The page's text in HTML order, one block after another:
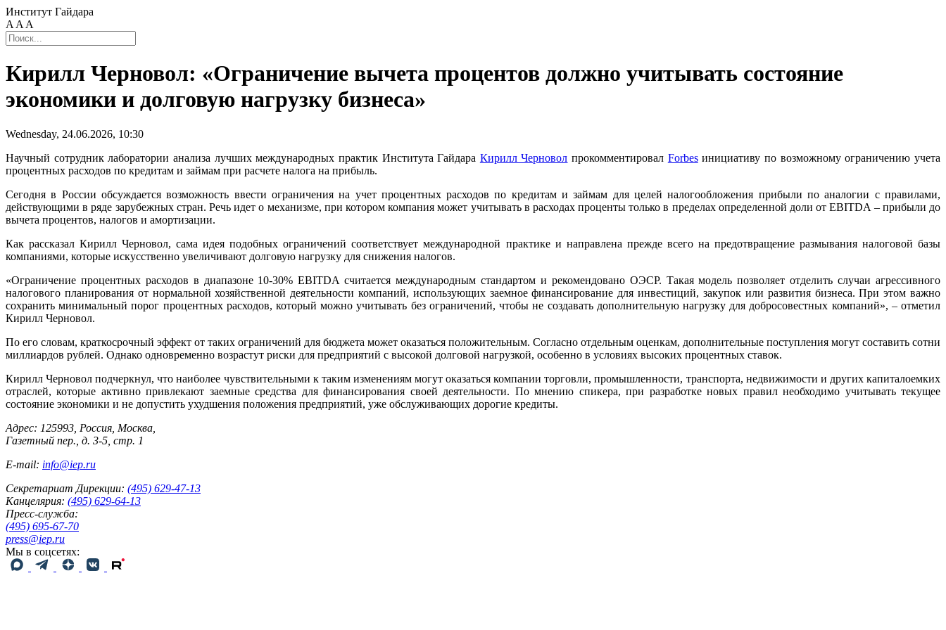
Институт Гайдара
A A A
Кирилл Черновол: «Ограничение вычета процентов должно учитывать состояние
экономики и долговую нагрузку бизнеса»
Wednesday, 24.06.2026, 10:30
Научный сотрудник лаборатории анализа лучших международных практик Института Гайдара Кирилл Черновол прокомментировал Forbesинициативу по возможному ограничению учета
процентных расходов по кредитам и займам при расчете налога на прибыль.
Сегодня в России обсуждается возможность ввести ограничения на учет процентных расходов по кредитам и займам для целей налогообложения прибыли по аналогии с правилами,
действующими в ряде зарубежных стран. Речь идет о механизме, при котором компания может учитывать в расходах проценты только в пределах определенной доли от EBITDA – прибыли до
вычета процентов, налогов и амортизации.
Как рассказал Кирилл Черновол, сама идея подобных ограничений соответствует международной практике и направлена прежде всего на предотвращение размывания налоговой базы
компаниями, которые искусственно увеличивают долговую нагрузку для снижения налогов.
«Ограничение процентных расходов в диапазоне 10‑30% EBITDA считается международным стандартом и рекомендовано ОЭСР. Такая модель позволяет отделить случаи агрессивного
налогового планирования от нормальной хозяйственной деятельности компаний, использующих заемное финансирование для инвестиций, закупок или развития бизнеса. При этом важно
сохранить минимальный порог процентных расходов, который можно учитывать без ограничений, чтобы не создавать дополнительную нагрузку для добросовестных компаний», – отметил
Кирилл Черновол.
По его словам, краткосрочный эффект от таких ограничений для бюджета может оказаться положительным. Согласно отдельным оценкам, дополнительные поступления могут составить сотни
миллиардов рублей. Однако одновременно возрастут риски для предприятий с высокой долговой нагрузкой, особенно в условиях высоких процентных ставок.
Кирилл Черновол подчеркнул, что наиболее чувствительными к таким изменениям могут оказаться компании торговли, промышленности, транспорта, недвижимости и других капиталоемких
отраслей, которые активно привлекают заемные средства для финансирования своей деятельности. По мнению спикера, при разработке новых правил необходимо учитывать текущее
состояние экономики и не допустить ухудшения положения предприятий, уже обслуживающих дорогие кредиты.
Адрес: 125993, Россия, Москва,
Газетный пер., д. 3-5, стр. 1
E-mail: info@iep.ru
Секретариат Дирекции: (495) 629-47-13
Канцелярия: (495) 629-64-13
Пресс-служба:
(495) 695-67-70
press@iep.ru
Мы в соцсетях: